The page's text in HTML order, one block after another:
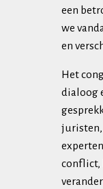
een
we
en
Het
dialoog
juristen,
conflict,